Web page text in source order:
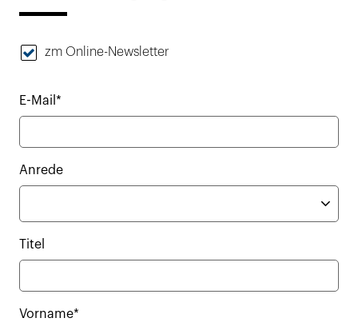
zm Online-Newsletter
E-Mail*
Anrede
Titel
Vorname*